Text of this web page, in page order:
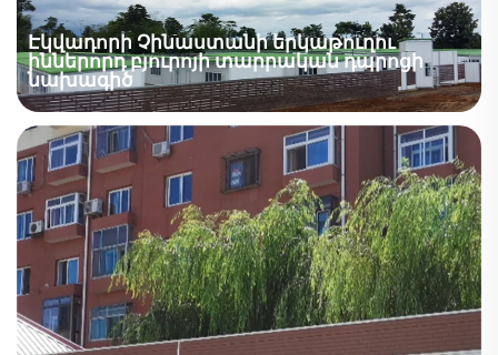
ներառելով բնակարանային տարածքներ,
գրասենյակներ, հիվանդանոց և այլ օժանդակ
ֆունկցիաներ, այդ թվում՝ ջրամատակարարում,
էլեկտրամատակարարում, առաստաղներ,
հատակներ, հրդեհային անվտանգություն, մեբել,
սարքավորումներ, լուսավորության
սարքավորումներ, կապի համակարգեր և
պահեստավորման սարքեր: ճամբարի ընդհանուր
շենքի մակերեսը 280 000 քառ. մետր է, որը կազմված է
մոտավորապես 1000 շենքերից:
Էկվադորի Չինաստանի երկաթուղու
իններորդ բյուրոյի տարրական դպրոցի
նախագիծ
Նախագծի վերլուծություն՝ Տարածք՝ Աֆրիկա /
Էկվադոր, Սենյակի տիպ՝ Նախապատրաստված
տուն, Ոլորտ՝ Կրթություն, Դրվագներ՝ Դասասենյակ,
Ժամանակ՝ 2014 թվական, Նախագծի
առանձնահատկություններ՝ 1. Աջակցող դպրոցը
կառուցված է հավաքվող մեկ թեքությամբ սենյակի
տիպով։ Սենյակի տիպի դիզայնը...